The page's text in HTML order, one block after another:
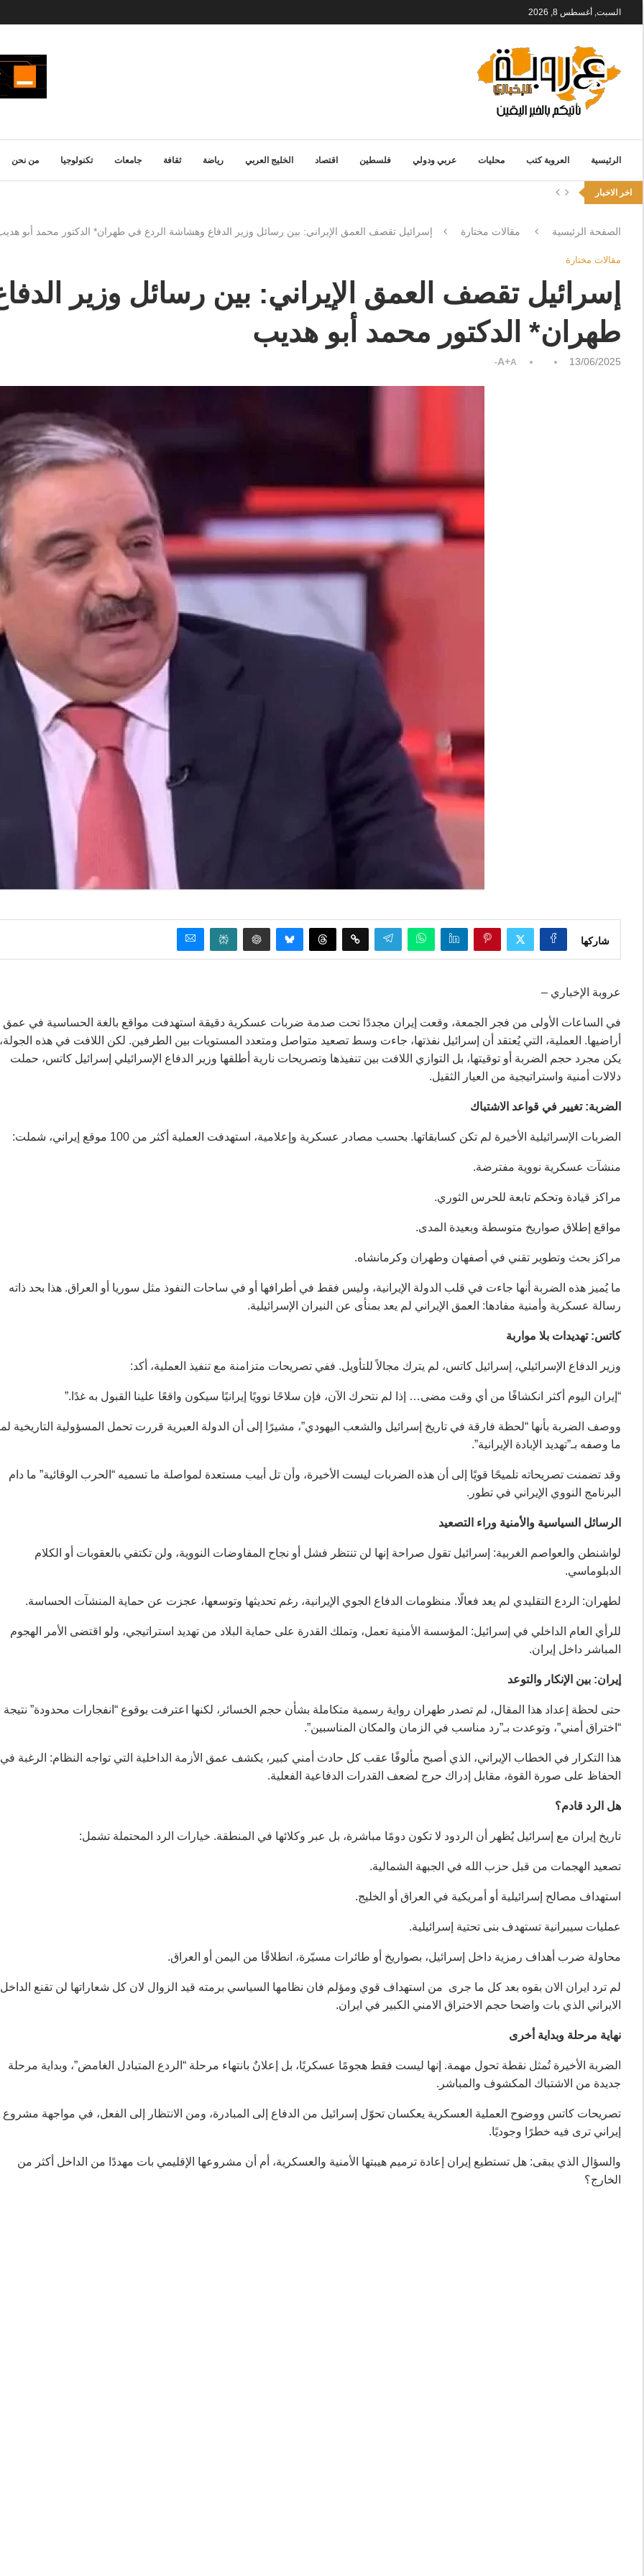
السبت, أغسطس 8, 2026
الرئيسية العروبة كتب محليات عربي ودولي فلسطين اقتصاد الخليج العربي رياضة ثقافة جامعات تكنولوجيا من نحن
اخر الاخبار
الصفحة الرئيسية مقالات مختارة إسرائيل تقصف العمق الإيراني: بين رسائل وزير الدفاع وهشاشة الردع في طهران* الدكتور محمد أبو
مقالات مختارة
إسرائيل تقصف العمق الإيراني: بين رسائل وزير
طهران* الدكتور محمد أبو هديب
13/06/2025
A+A-
شاركها
عروبة الإخباري –
في الساعات الأولى من فجر الجمعة، وقعت إيران مجددًا تحت صدمة ضربات عسكرية دقيقة استهدفت مواقع بالغة الحساسية في عمق
أراضيها. العملية، التي يُعتقد أن إسرائيل نفذتها، جاءت وسط تصعيد متواصل ومتعدد المستويات بين الطرفين. لكن اللافت في هذه
يكن مجرد حجم الضربة أو توقيتها، بل التوازي اللافت بين تنفيذها وتصريحات نارية أطلقها وزير الدفاع الإسرائيلي إسرائيل كاتس، حملت
دلالات أمنية واستراتيجية من العيار الثقيل.
الضربة: تغيير في قواعد الاشتباك
الضربات الإسرائيلية الأخيرة لم تكن كسابقاتها. بحسب مصادر عسكرية وإعلامية، استهدفت العملية أكثر من 100 موقع إيراني، شملت:
منشآت عسكرية نووية مفترضة.
مراكز قيادة وتحكم تابعة للحرس الثوري.
مواقع إطلاق صواريخ متوسطة وبعيدة المدى.
مراكز بحث وتطوير تقني في أصفهان وطهران وكرمانشاه.
ما يُميز هذه الضربة أنها جاءت في قلب الدولة الإيرانية، وليس فقط في أطرافها أو في ساحات النفوذ مثل سوريا أو العراق. هذا بحد ذاته
رسالة عسكرية وأمنية مفادها: العمق الإيراني لم يعد بمنأى عن النيران الإسرائيلية.
كاتس: تهديدات بلا مواربة
وزير الدفاع الإسرائيلي، إسرائيل كاتس، لم يترك مجالاً للتأويل. ففي تصريحات متزامنة مع تنفيذ العملية، أكد:
“إيران اليوم أكثر انكشافًا من أي وقت مضى… إذا لم نتحرك الآن، فإن سلاحًا نوويًا إيرانيًا سيكون واقعًا علينا القبول به غدًا.”
ووصف الضربة بأنها “لحظة فارقة في تاريخ إسرائيل والشعب اليهودي”، مشيرًا إلى أن الدولة العبرية قررت تحمل المسؤولية التاريخية
ما وصفه بـ”تهديد الإبادة الإيرانية”.
وقد تضمنت تصريحاته تلميحًا قويًا إلى أن هذه الضربات ليست الأخيرة، وأن تل أبيب مستعدة لمواصلة ما تسميه “الحرب الوقائية” ما دام
البرنامج النووي الإيراني في تطور.
الرسائل السياسية والأمنية وراء التصعيد
لواشنطن والعواصم الغربية: إسرائيل تقول صراحة إنها لن تنتظر فشل أو نجاح المفاوضات النووية، ولن تكتفي بالعقوبات أو الكلام
الدبلوماسي.
لطهران: الردع التقليدي لم يعد فعالًا. منظومات الدفاع الجوي الإيرانية، رغم تحديثها وتوسعها، عجزت عن حماية المنشآت الحساسة.
للرأي العام الداخلي في إسرائيل: المؤسسة الأمنية تعمل، وتملك القدرة على حماية البلاد من تهديد استراتيجي، ولو اقتضى الأمر الهجوم
المباشر داخل إيران.
إيران: بين الإنكار والتوعد
حتى لحظة إعداد هذا المقال، لم تصدر طهران رواية رسمية متكاملة بشأن حجم الخسائر، لكنها اعترفت بوقوع “انفجارات محدودة” نتيجة
“اختراق أمني”، وتوعدت بـ”رد مناسب في الزمان والمكان المناسبين”.
هذا التكرار في الخطاب الإيراني، الذي أصبح مألوفًا عقب كل حادث أمني كبير، يكشف عمق الأزمة الداخلية التي تواجه النظام: الرغبة في
الحفاظ على صورة القوة، مقابل إدراك حرج لضعف القدرات الدفاعية الفعلية.
هل الرد قادم؟
تاريخ إيران مع إسرائيل يُظهر أن الردود لا تكون دومًا مباشرة، بل عبر وكلائها في المنطقة. خيارات الرد المحتملة تشمل:
تصعيد الهجمات من قبل حزب الله في الجبهة الشمالية.
استهداف مصالح إسرائيلية أو أمريكية في العراق أو الخليج.
عمليات سيبرانية تستهدف بنى تحتية إسرائيلية.
محاولة ضرب أهداف رمزية داخل إسرائيل، بصواريخ أو طائرات مسيّرة، انطلاقًا من اليمن أو العراق.
لم ترد ايران الان بقوه بعد كل ما جرى من استهداف قوي ومؤلم فان نظامها السياسي برمته قيد الزوال لان كل شعاراتها لن تقنع الداخل
الايراني الذي بات واضحا حجم الاختراق الامني الكبير في ايران.
نهاية مرحلة وبداية أخرى
الضربة الأخيرة تُمثل نقطة تحول مهمة. إنها ليست فقط هجومًا عسكريًا، بل إعلانٌ بانتهاء مرحلة “الردع المتبادل الغامض”، وبداية مرحلة
جديدة من الاشتباك المكشوف والمباشر.
تصريحات كاتس ووضوح العملية العسكرية يعكسان تحوّل إسرائيل من الدفاع إلى المبادرة، ومن الانتظار إلى الفعل، في مواجهة مشروع
إيراني ترى فيه خطرًا وجوديًا.
والسؤال الذي يبقى: هل تستطيع إيران إعادة ترميم هيبتها الأمنية والعسكرية، أم أن مشروعها الإقليمي بات مهددًا من الداخل أكثر من
الخارج؟